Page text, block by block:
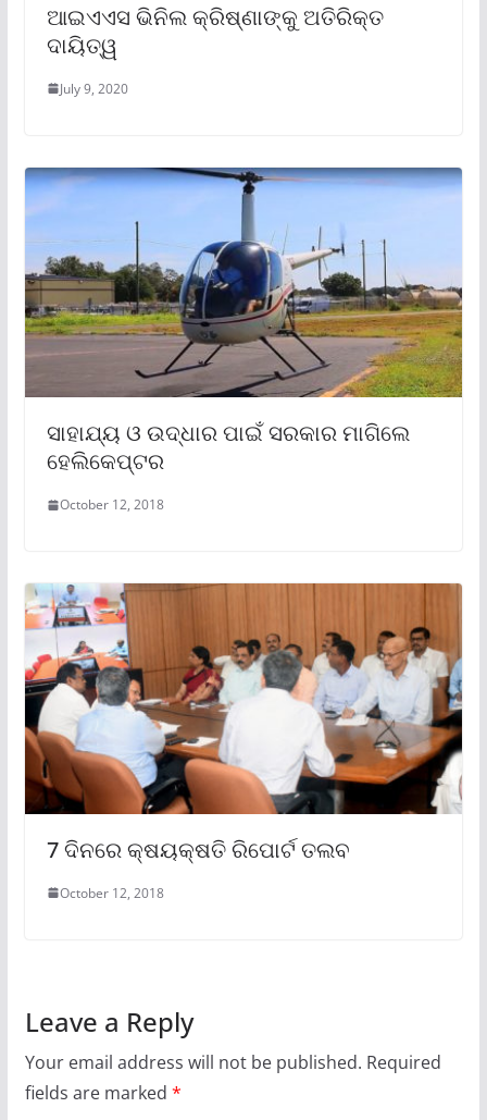
ଆଇଏଏସ ଭିନିଲ କ୍ରିଷ୍ଣାଙ୍କୁ ଅତିରିକ୍ତ
ଦାୟିତ୍ୱ
July 9, 2020
ସାହାଯ୍ୟ ଓ ଉଦ୍ଧାର ପାଇଁ ସରକାର ମାଗିଲେ
ହେଲିକେପ୍ଟର
October 12, 2018
7 ଦିନରେ କ୍ଷୟକ୍ଷତି ରିପୋର୍ଟ ତଲବ
October 12, 2018
Leave a Reply
Your email address will not be published. Required
fields are marked *